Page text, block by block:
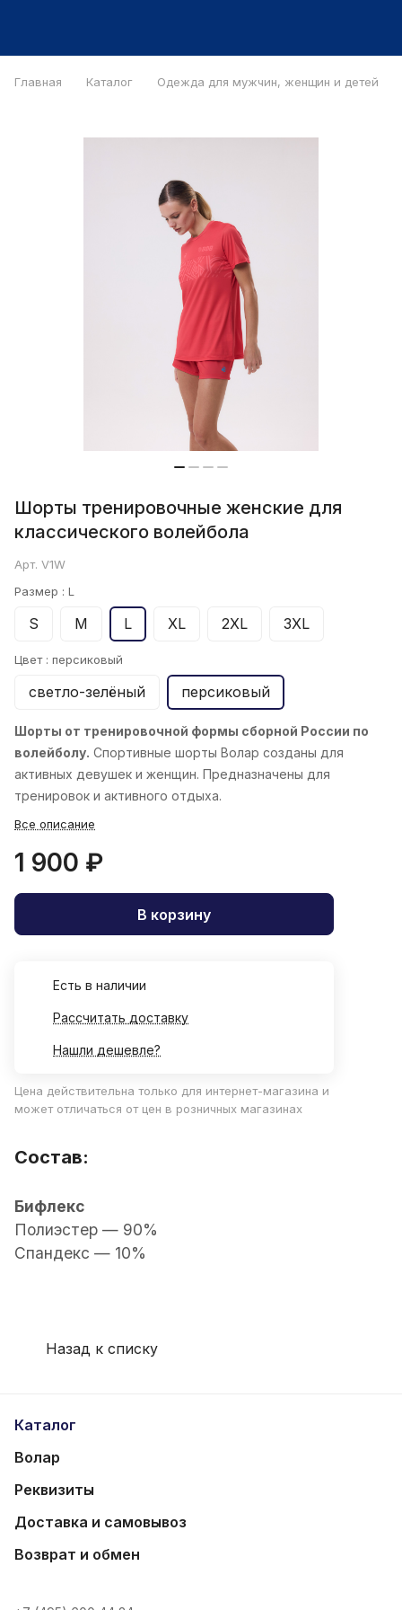
Главная Каталог Одежда для мужчин, женщин и детей
Шорты тренировочные женские для
классического волейбола
Арт. V1W
Размер : L
S M L XL 2XL 3XL
Цвет : персиковый
светло-зелёный персиковый
Шорты от тренировочной формы сборной России по
волейболу. Спортивные шорты Волар созданы для
активных девушек и женщин. Предназначены для
тренировок и активного отдыха.
Все описание
1 900 ₽
В корзину
Есть в наличии
Рассчитать доставку
Нашли дешевле?
Цена действительна только для интернет-магазина и
может отличаться от цен в розничных магазинах
Состав:
Бифлекс
Полиэстер — 90%
Спандекс — 10%
Назад к списку
Каталог
Волар
Реквизиты
Доставка и самовывоз
Возврат и обмен